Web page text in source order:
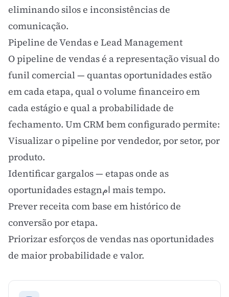
eliminando silos e inconsistências de
comunicação.
Pipeline de Vendas e Lead Management
O pipeline de vendas é a representação visual do
funil comercial — quantas oportunidades estão
em cada etapa, qual o volume financeiro em
cada estágio e qual a probabilidade de
fechamento. Um CRM bem configurado permite:
Visualizar o pipeline por vendedor, por setor, por
produto.
Identificar gargalos — etapas onde as
oportunidades estagnام mais tempo.
Prever receita com base em histórico de
conversão por etapa.
Priorizar esforços de vendas nas oportunidades
de maior probabilidade e valor.